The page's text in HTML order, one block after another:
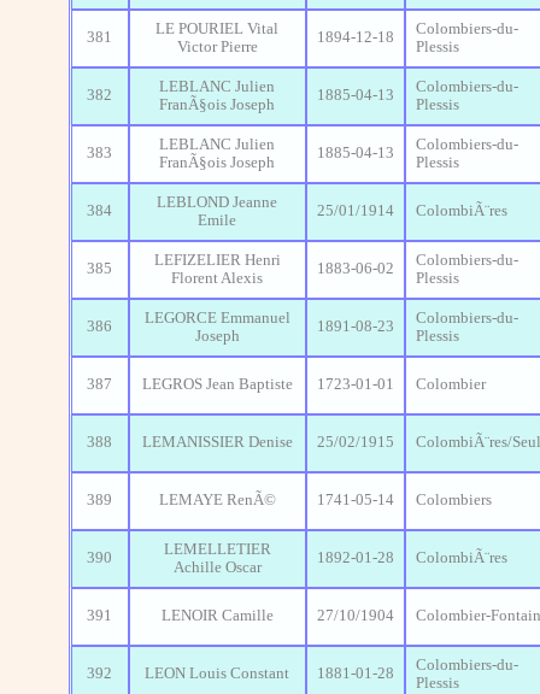
381
LE POURIEL Vital
Victor Pierre
1894-12-18
Colombiers-du-
Plessis
382
LEBLANC Julien
FranÃ§ois Joseph
1885-04-13
Colombiers-du-
Plessis
383
LEBLANC Julien
FranÃ§ois Joseph
1885-04-13
Colombiers-du-
Plessis
384
LEBLOND Jeanne
Emile
25/01/1914 ColombiÃ¨res
385
LEFIZELIER Henri
Florent Alexis
1883-06-02
Colombiers-du-
Plessis
386
LEGORCE Emmanuel
Joseph
1891-08-23
Colombiers-du-
Plessis
387 LEGROS Jean Baptiste 1723-01-01 Colombier
388 LEMANISSIER Denise 25/02/1915 ColombiÃ¨res/
389 LEMAYE RenÃ© 1741-05-14 Colombiers
390
LEMELLETIER
Achille Oscar
1892-01-28 ColombiÃ¨res
391 LENOIR Camille 27/10/1904 Colombier-
392 LEON Louis Constant 1881-01-28
Colombiers-du-
Plessis